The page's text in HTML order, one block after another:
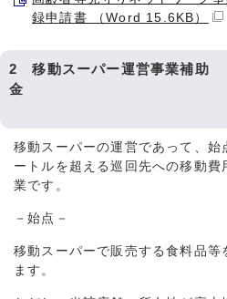
録申請書 （Word 15.6KB）
2 移動スーパー運営事業補助
移動スーパーの運営であって、始
ートルを超える巡回先への移動
業です。
－始点－
移動スーパーで販売する食料品等
ます。